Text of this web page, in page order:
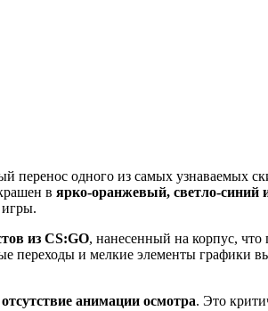
перенос одного из самых узнаваемых
в ярко-оранжевый, светло-синий
игры.
из CS:GO, нанесенный на корпус, что
переходы и мелкие элементы графики
отсутствие анимации осмотра. Это